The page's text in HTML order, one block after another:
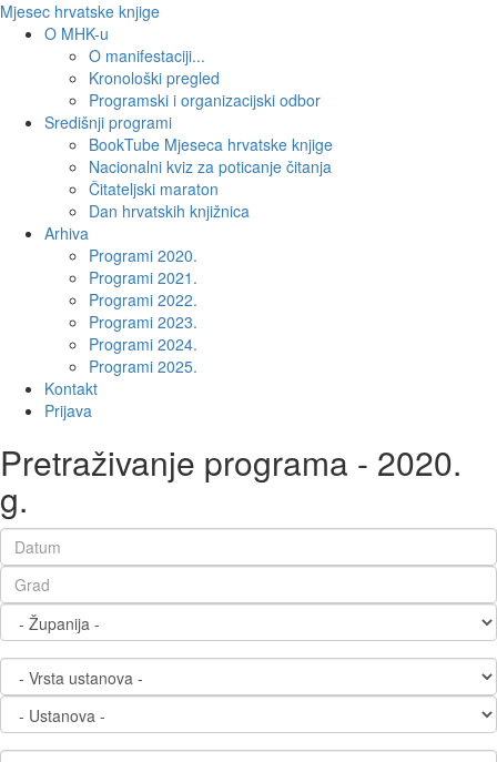
Mjesec hrvatske knjige
O MHK-u
O manifestaciji...
Kronološki pregled
Programski i organizacijski odbor
Središnji programi
BookTube Mjeseca hrvatske knjige
Nacionalni kviz za poticanje čitanja
Čitateljski maraton
Dan hrvatskih knjižnica
Arhiva
Programi 2020.
Programi 2021.
Programi 2022.
Programi 2023.
Programi 2024.
Programi 2025.
Kontakt
Prijava
Pretraživanje programa - 2020.
g.